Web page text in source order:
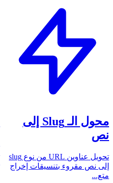
محول الـ Slug إلى
نص
تحويل عناوين URL من نوع slug
إلى نص مقروء بتنسيقات إخراج
متع...